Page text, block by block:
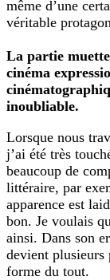
même d’une
véritable
La partie
cinéma
inoubliable.
Lorsque nous
j’ai été très
beaucoup de
littéraire, par
apparence est
bon. Je voulais
ainsi. Dans son
devient plusieurs
forme du tout.